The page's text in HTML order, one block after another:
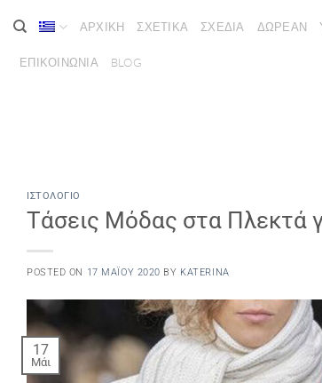
στο
περιεχόμενο
ΑΡΧΙΚΗ ΣΧΕΤΙΚΑ ΣΧΕΔΙΑ ΔΩΡΕΑΝ
ΕΠΙΚΟΙΝΩΝΙΑ BLOG
ΙΣΤΟΛΌΓΙΟ
Τάσεις Μόδας στα Πλεκτά
POSTED ON 17 ΜΑΪ́ΟΥ 2020 BY KATERINA
17
Μάι